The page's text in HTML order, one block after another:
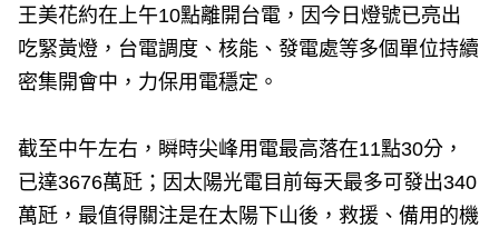
王美花約在上午10點離開台電，因今日燈號已亮出
吃緊黃燈，台電調度、核能、發電處等多個單位持續
密集開會中，力保用電穩定。
截至中午左右，瞬時尖峰用電最高落在11點30分，
已達3676萬瓩；因太陽光電目前每天最多可發出340
萬瓩，最值得關注是在太陽下山後，救援、備用的機